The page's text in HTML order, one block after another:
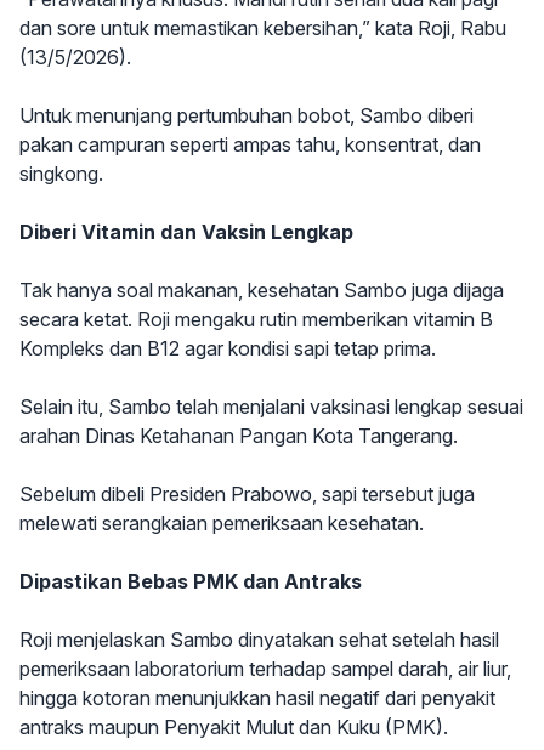
dan sore untuk memastikan kebersihan,” kata Roji, Rabu
(13/5/2026).
Untuk menunjang pertumbuhan bobot, Sambo diberi
pakan campuran seperti ampas tahu, konsentrat, dan
singkong.
Diberi Vitamin dan Vaksin Lengkap
Tak hanya soal makanan, kesehatan Sambo juga dijaga
secara ketat. Roji mengaku rutin memberikan vitamin B
Kompleks dan B12 agar kondisi sapi tetap prima.
Selain itu, Sambo telah menjalani vaksinasi lengkap sesuai
arahan Dinas Ketahanan Pangan Kota Tangerang.
Sebelum dibeli Presiden Prabowo, sapi tersebut juga
melewati serangkaian pemeriksaan kesehatan.
Dipastikan Bebas PMK dan Antraks
Roji menjelaskan Sambo dinyatakan sehat setelah hasil
pemeriksaan laboratorium terhadap sampel darah, air liur,
hingga kotoran menunjukkan hasil negatif dari penyakit
antraks maupun Penyakit Mulut dan Kuku (PMK).